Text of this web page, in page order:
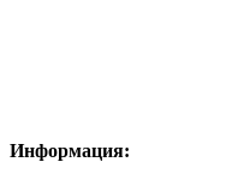
Информация: